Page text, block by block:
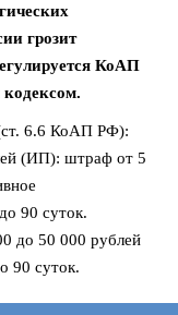
грозит
КоАП
(ст. 6.6 КоАП РФ):
(ИП): штраф от 5
90 суток.
до 50 000 рублей
90 суток.